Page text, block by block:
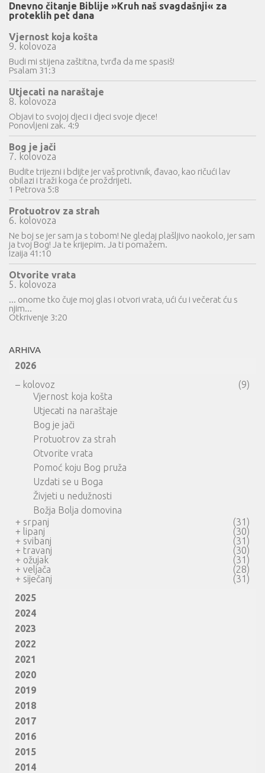
Dnevno čitanje Biblije »Kruh naš svagdašnji« za
proteklih pet dana
Vjernost koja košta
9. kolovoza
Budi mi stijena zaštitna, tvrđa da me spasiš!
Psalam 31:3
Utjecati na naraštaje
8. kolovoza
Objavi to svojoj djeci i djeci svoje djece!
Ponovljeni zak. 4:9
Bog je jači
7. kolovoza
Budite trijezni i bdijte jer vaš protivnik, đavao, kao ričući lav
obilazi i traži koga će proždrijeti.
1 Petrova 5:8
Protuotrov za strah
6. kolovoza
Ne boj se jer sam ja s tobom! Ne gledaj plašljivo naokolo, jer sam
ja tvoj Bog! Ja te krijepim. Ja ti pomažem.
Izaija 41:10
Otvorite vrata
5. kolovoza
... onome tko čuje moj glas i otvori vrata, ući ću i večerat ću s
njim...
Otkrivenje 3:20
ARHIVA
2026
– kolovoz
(9)
Vjernost koja košta
Utjecati na naraštaje
Bog je jači
Protuotrov za strah
Otvorite vrata
Pomoć koju Bog pruža
Uzdati se u Boga
Živjeti u nedužnosti
Božja Bolja domovina
+ srpanj
(31)
+ lipanj
(30)
+ svibanj
(31)
+ travanj
(30)
+ ožujak
(31)
+ veljača
(28)
+ siječanj
(31)
2025
2024
2023
2022
2021
2020
2019
2018
2017
2016
2015
2014